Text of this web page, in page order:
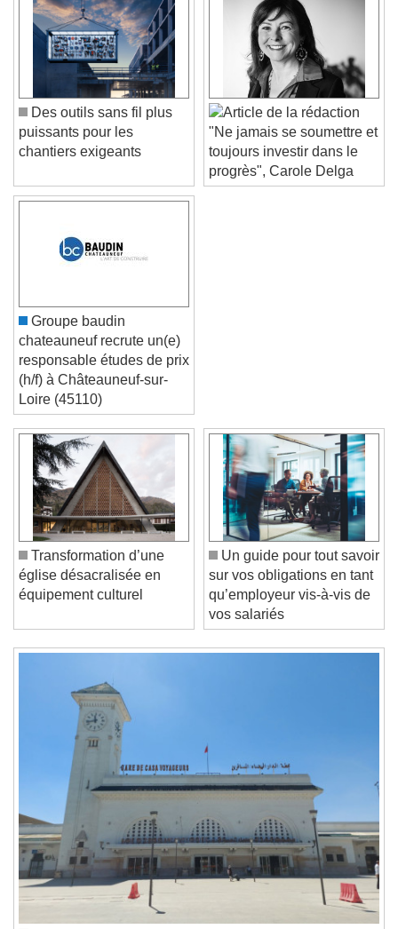
Video Player is loading.
Play Video
Play
Skip Backward
Skip Forward
Unmute
Current Time0:00
/
Duration-:-
Loaded:0%
Seek to live, currently behind liveLIVE
Remaining Time-0:00
Playback Rate
Chapters
Chapters
Descriptions
descriptions off
, selected
Subtitles
subtitles settings, opens subtitles
settings dialog
subtitles off, selected
Des outils sans fil plus
puissants pour les
"Ne jamais se soumettre et
toujours investir dans le
progrès", Carole Delga
Groupe baudin
chateauneuf recrute un(e)
responsable études de prix
(h/f) à Châteauneuf-sur-
Loire (45110)
Transformation d’une
église désacralisée en
Un guide pour tout savoir
sur vos obligations en tant
qu’employeur vis-à-vis de
vos salariés